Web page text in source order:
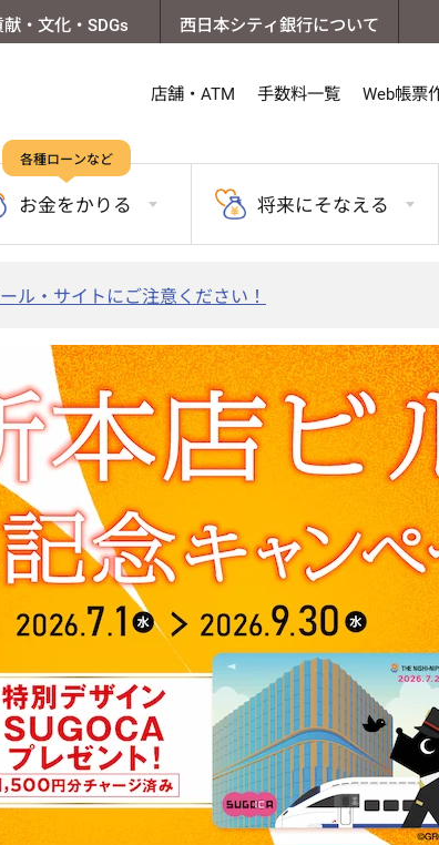
・文化・SDGs 西日本シティ銀行について
店舗・ATM 手数料一覧 Web帳票
各種ローンなど
お金をかりる 将来にそなえる
ル・サイトにご注意ください！